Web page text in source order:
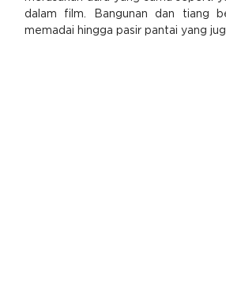
dalam film. Bangunan dan tiang
memadai hingga pasir pantai yang